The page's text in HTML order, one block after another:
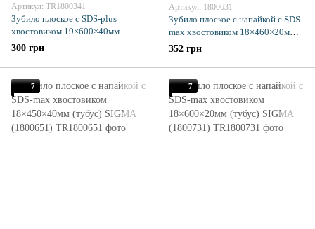
Артикул: TR1800341
Зубило плоское с SDS-plus
хвостовиком 19×600×40мм
SIGMA (1800341)
300 грн
Артикул: 1800631
Зубило плоское с напайкой с SDS-
max хвостовиком 18×460×20мм
(тубус) SIGMA (1800631)
352 грн
7 7